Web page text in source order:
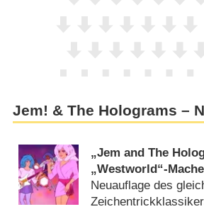
Jem! & The Holograms –
„Jem and The
„Westworld“-
frische Serie für
Neuauflage des